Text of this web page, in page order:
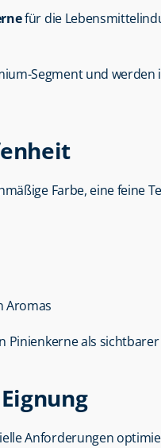
für die
Segment und
Farbe, eine feine
Aromas
als
Anforderungen